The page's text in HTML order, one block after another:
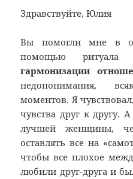
Здравствуйте, Юлия
Вы помогли мне в
помощью
гармонизации
недопонимания,
моментов. Я
чувства друг к другу.
лучшей женщины,
оставлять все на
чтобы все плохое
любили друг-друга и